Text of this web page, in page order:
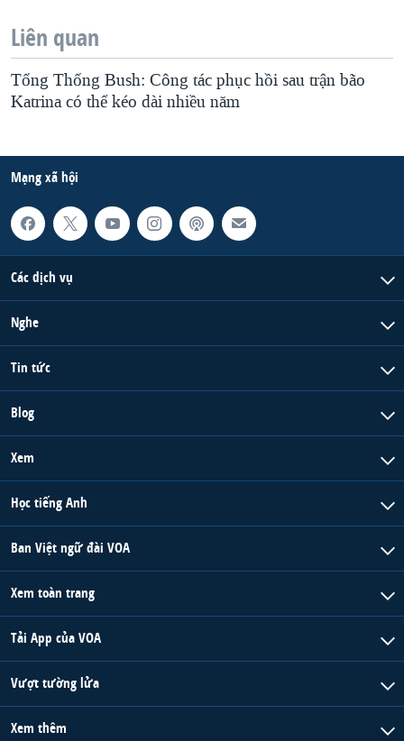
Liên quan
Tổng Thống Bush: Công tác phục hồi sau trận bão
Katrina có thể kéo dài nhiều năm
Mạng xã hội
Các dịch vụ
Nghe
Tin tức
Blog
Xem
Học tiếng Anh
Ban Việt ngữ đài VOA
Xem toàn trang
Tải App của VOA
Vượt tường lửa
Xem thêm